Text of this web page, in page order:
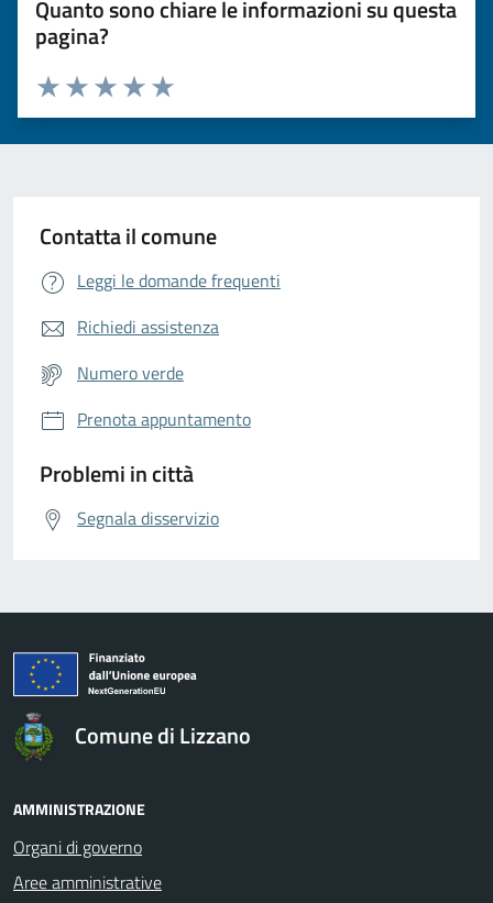
Quanto sono chiare le informazioni su questa
pagina?
Valuta da 1 a 5 stelle la pagina
Valuta 5 stelle su 5
Valuta 4 stelle su 5
Valuta 3 stelle su 5
Valuta 2 stelle su 5
Valuta 1 stelle su 5
Contatta il comune
Leggi le domande frequenti
Richiedi assistenza
Numero verde
Prenota appuntamento
Problemi in città
Segnala disservizio
Comune di Lizzano
AMMINISTRAZIONE
Organi di governo
Aree amministrative